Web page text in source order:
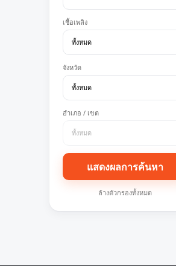
เชื้อเพลิง
จังหวัด
อำเภอ / เขต
แสดงผลการค้นหา
ล้างตัวกรองทั้งหมด